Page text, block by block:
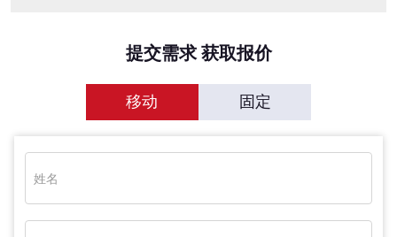
提交需求 获取报价
移动 固定